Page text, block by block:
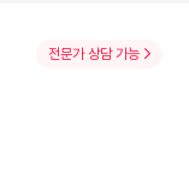
전문가 상담 가능